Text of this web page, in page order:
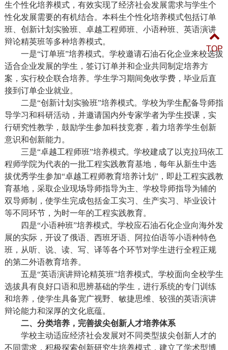
生个性化培养模式，有效实现了经济社会发展需求与学生个
性化发展需要的有机结合。本科生个性化培养模式包括订单
班、创新计划实验班、卓越工程师班、小语种班、英语演讲
辩论精英班等多种培养模式。
一是“订单班”培养模式。学校邀请石油石化企业来校选拔
适合企业发展的学生，签订订单并和企业共同制定培养方
案，实行校企联合培养。学生学习期间免收学费，毕业后直
接到订单企业就业。
二是“创新计划实验班”培养模式。学校为学生配备导师指
导学习和科研活动，并邀请国内外专家学者为学生授课，实
行研究性教学，鼓励学生参加科技竞赛，着力培养学生创新
意识和创新能力。
三是“卓越工程师班”培养模式。学校建成了以克拉玛依工
程师学院为代表的一批工程实践教育基地，每年从新生中选
拔优秀学生参加“卓越工程师教育培养计划”，即赴工程实践教
育基地，采取企业现场导师指导为主、学校导师指导为辅的
双导师制，使学生完成包括金工实习、生产实习、毕业设计
等不同环节，为时一年的工程实践教育。
四是“小语种班”培养模式。学校应石油石化企业向海外发
展的实际，开设了俄语、西班牙语、阿拉伯语等小语种特色
班，从听、说、读、写、译等各个环节对学生进行全程正规
的第二外语教育培养。
五是“英语演讲辩论精英班”培养模式。学校面向全校学生
选拔具有良好口语和思辨基础的学生，进行系统的专门训练
和培养，使学生具备宽广视野、敏捷思维、较强的英语演讲
辩论能力和深厚的文化底蕴。
二、分类培养，完善拔尖创新人才培养体系
学校主动适应经济社会发展对不同类型拔尖创新人才的
不同需求，积极探索创新研究生培养模式，建立了学术型博
TOP